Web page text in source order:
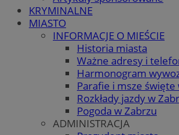
KRYMINALNE
MIASTO
INFORMACJE O MIEŚCIE
Historia miasta
Ważne adresy i
Harmonogram
Parafie i msze święte
Rozkłady jazdy w
Pogoda w Zabrzu
ADMINISTRACJA